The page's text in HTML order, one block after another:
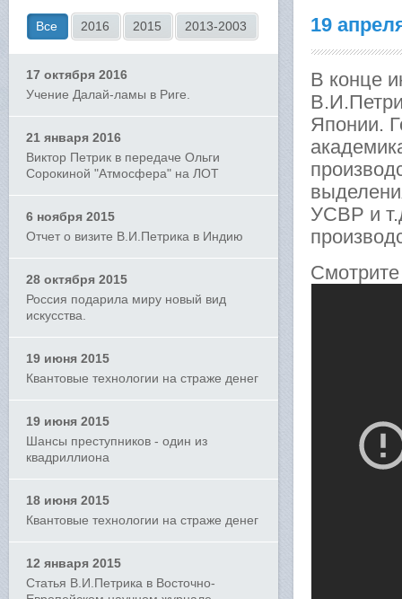
Все 2016 2015 2013-2003
17 октября 2016
Учение Далай-ламы в Риге.
21 января 2016
Виктор Петрик в передаче Ольги
Сорокиной "Атмосфера" на ЛОТ
6 ноября 2015
Отчет о визите В.И.Петрика в Индию
28 октября 2015
Россия подарила миру новый вид
искусства.
19 июня 2015
Квантовые технологии на страже денег
19 июня 2015
Шансы преступников - один из
квадриллиона
18 июня 2015
Квантовые технологии на страже денег
12 января 2015
Статья В.И.Петрика в Восточно-
19
В конце
Японии.
УСВР и